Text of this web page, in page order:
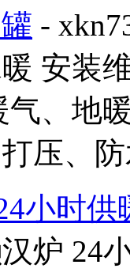
-
安装
气、地
压、
小时供
炉 24